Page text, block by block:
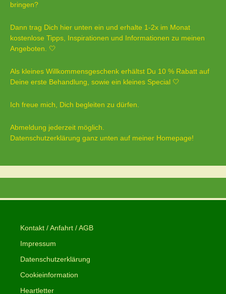
bringen?
Dann trag Dich hier unten ein und erhalte 1-2x im Monat
kostenlose Tipps, Inspirationen und Informationen zu meinen
Angeboten. 🤍
Als kleines Willkommensgeschenk erhältst Du 10 % Rabatt auf
Deine erste Behandlung, sowie ein kleines Special 🤍
Ich freue mich, Dich begleiten zu dürfen.
Abmeldung jederzeit möglich.
Datenschutzerklärung ganz unten auf meiner Homepage!
Kontakt / Anfahrt / AGB
Impressum
Datenschutzerklärung
Cookieinformation
Heartletter